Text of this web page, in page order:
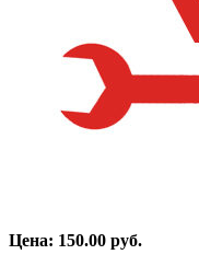
Цена: 150.00 руб.